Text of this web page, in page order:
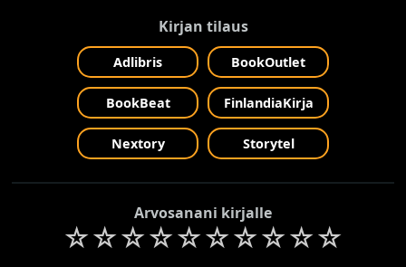
Kirjan tilaus
Adlibris BookOutlet
BookBeat FinlandiaKirja
Nextory Storytel
Arvosanani kirjalle
☆☆☆☆☆☆☆☆☆☆